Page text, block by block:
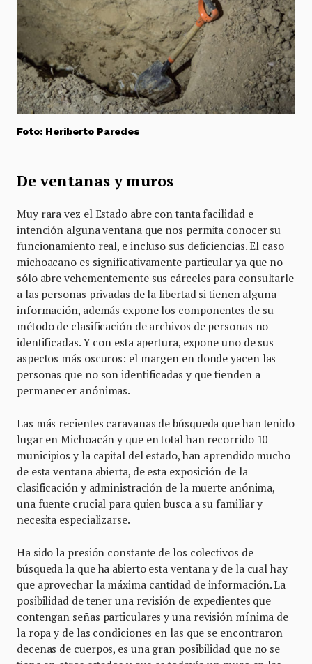
Foto: Heriberto Paredes
De ventanas y muros
Muy rara vez el Estado abre con tanta facilidad e
intención alguna ventana que nos permita conocer su
funcionamiento real, e incluso sus deficiencias. El caso
michoacano es significativamente particular ya que no
sólo abre vehementemente sus cárceles para consultarle
a las personas privadas de la libertad si tienen alguna
información, además expone los componentes de su
método de clasificación de archivos de personas no
identificadas. Y con esta apertura, expone uno de sus
aspectos más oscuros: el margen en donde yacen las
personas que no son identificadas y que tienden a
permanecer anónimas.
Las más recientes caravanas de búsqueda que han tenido
lugar en Michoacán y que en total han recorrido 10
municipios y la capital del estado, han aprendido mucho
de esta ventana abierta, de esta exposición de la
clasificación y administración de la muerte anónima,
una fuente crucial para quien busca a su familiar y
necesita especializarse.
Ha sido la presión constante de los colectivos de
búsqueda la que ha abierto esta ventana y de la cual hay
que aprovechar la máxima cantidad de información. La
posibilidad de tener una revisión de expedientes que
contengan señas particulares y una revisión mínima de
la ropa y de las condiciones en las que se encontraron
decenas de cuerpos, es una gran posibilidad que no se